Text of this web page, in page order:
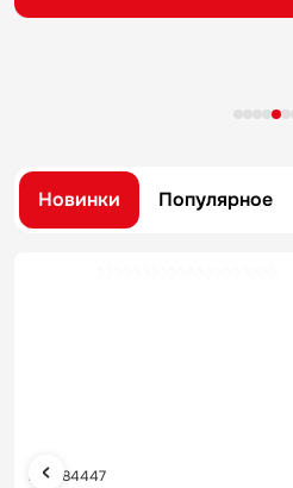
Новинки Популярное
Арт. 184447